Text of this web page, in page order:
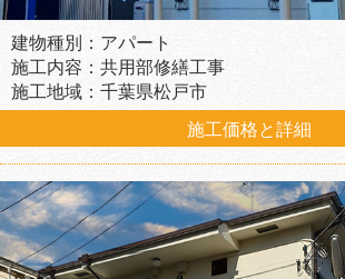
建物種別：アパート
施工内容：共用部修繕工事
施工地域：千葉県松戸市
施工価格と詳細